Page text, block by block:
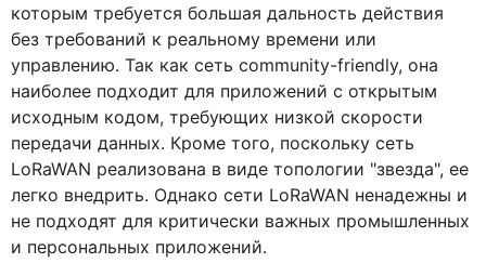
которым требуется большая дальность действия
без требований к реальному времени или
управлению. Так как сеть community-friendly, она
наиболее подходит для приложений с открытым
исходным кодом, требующих низкой скорости
передачи данных. Кроме того, поскольку сеть
LoRaWAN реализована в виде топологии "звезда", ее
легко внедрить. Однако сети LoRaWAN ненадежны и
не подходят для критически важных промышленных
и персональных приложений.